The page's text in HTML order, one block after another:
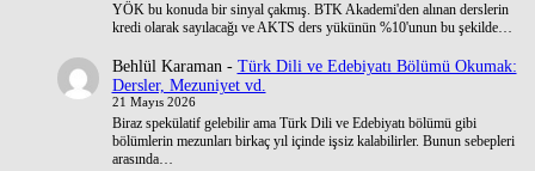
YÖK bu konuda bir sinyal çakmış. BTK Akademi'den alınan derslerin
kredi olarak sayılacağı ve AKTS ders yükünün %10'unun bu şekilde…
Behlül Karaman- Türk Dili ve Edebiyatı Bölümü Okumak:
Dersler, Mezuniyet vd.
21 Mayıs 2026
Biraz spekülatif gelebilir ama Türk Dili ve Edebiyatı bölümü gibi
bölümlerin mezunları birkaç yıl içinde işsiz kalabilirler. Bunun sebepleri
arasında…